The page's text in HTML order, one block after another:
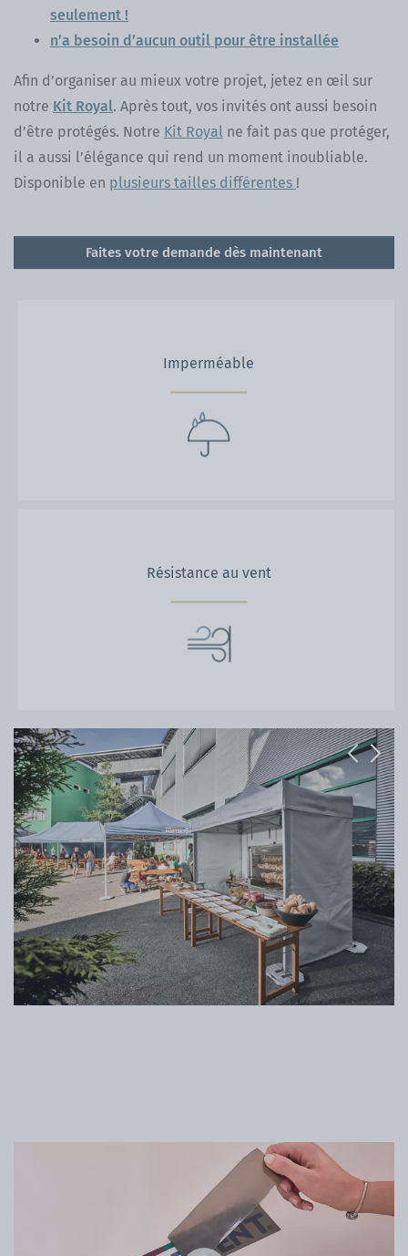
seulement !
n’a besoin d’aucun outil pour être installée
Afin d’organiser au mieux votre projet, jetez en œil sur
notre Kit Royal. Après tout, vos invités ont aussi besoin
d’être protégés. Notre Kit Royal ne fait pas que protéger,
il a aussi l’élégance qui rend un moment inoubliable.
Disponible en plusieurs tailles différentes !
Faites votre demande dès maintenant
Imperméable
Résistance au vent
Previous
Next